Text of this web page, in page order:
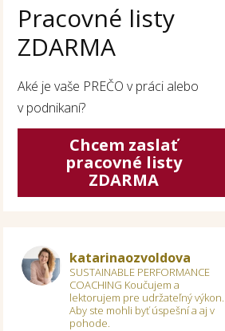
Pracovné listy
ZDARMA
Aké je vaše PREČO v práci alebo
v podnikaní?
Chcem zaslať
pracovné listy
ZDARMA
katarinaozvoldova
SUSTAINABLE PERFORMANCE
COACHING Koučujem a
lektorujem pre udržateľný výkon.
Aby ste mohli byť úspešní a aj v
pohode.